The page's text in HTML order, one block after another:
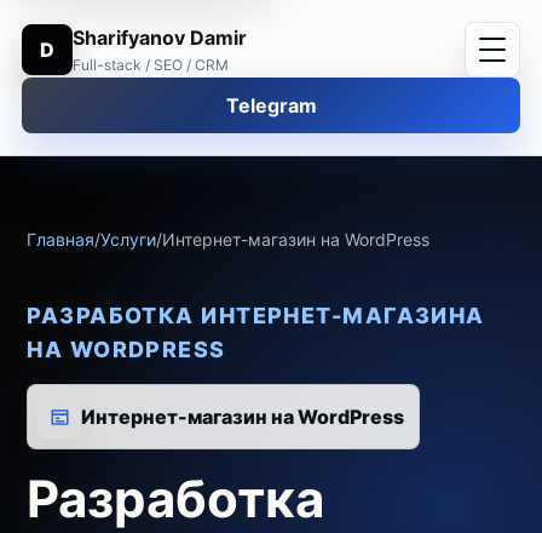
D Sharifyanov Damir
Full-stack / SEO / CRM
Telegram
Главная/Услуги/Интернет-магазин на WordPress
РАЗРАБОТКА ИНТЕРНЕТ-МАГАЗИНА
НА WORDPRESS
Интернет-магазин на WordPress
Разработка